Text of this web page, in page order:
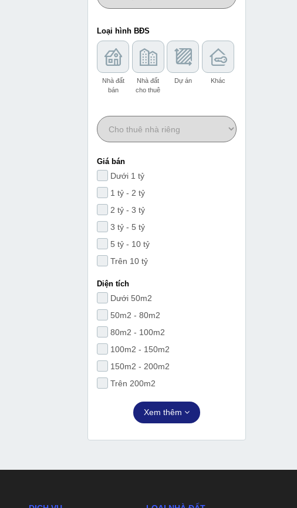
Loại hình BĐS
Nhà đất
bán
Nhà đất
cho thuê
Dự án Khác
Giá bán
Dưới 1 tỷ
1 tỷ - 2 tỷ
2 tỷ - 3 tỷ
3 tỷ - 5 tỷ
5 tỷ - 10 tỷ
Trên 10 tỷ
Diện tích
Dưới 50m2
50m2 - 80m2
80m2 - 100m2
100m2 - 150m2
150m2 - 200m2
Trên 200m2
Xem thêm